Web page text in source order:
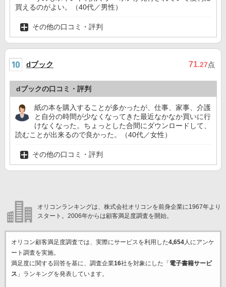
買えるのがよい。（40代／男性）
その他の口コミ・評判
dブック 71.27点
dブックの口コミ・評判
紙の本を購入することが多かったが、仕事、家事、介護
と自分の時間が少なくなってきた最近なかなか買いに行
けなくなった。ちょっとした合間にダウンロードして、
読むことが出来るので良かった。（40代／女性）
その他の口コミ・評判
オリコンランキングは、株式会社オリコンを前身企業に1967年より
スタート。2006年からは顧客満足度調査を開始。
オリコン顧客満足度調査では、実際にサービスを利用した4,654人にアンケ
ート調査を実施。
満足度に関する回答を基に、調査企業16社を対象にした「 電子書籍サービ
ス 」ランキングを発表しています。